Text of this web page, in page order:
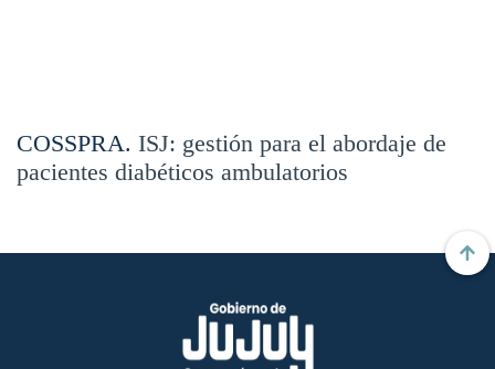
COSSPRA. ISJ: gestión para el abordaje de
pacientes diabéticos ambulatorios